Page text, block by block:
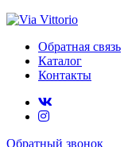
Обратная связь
Каталог
Контакты
Обратный звонок